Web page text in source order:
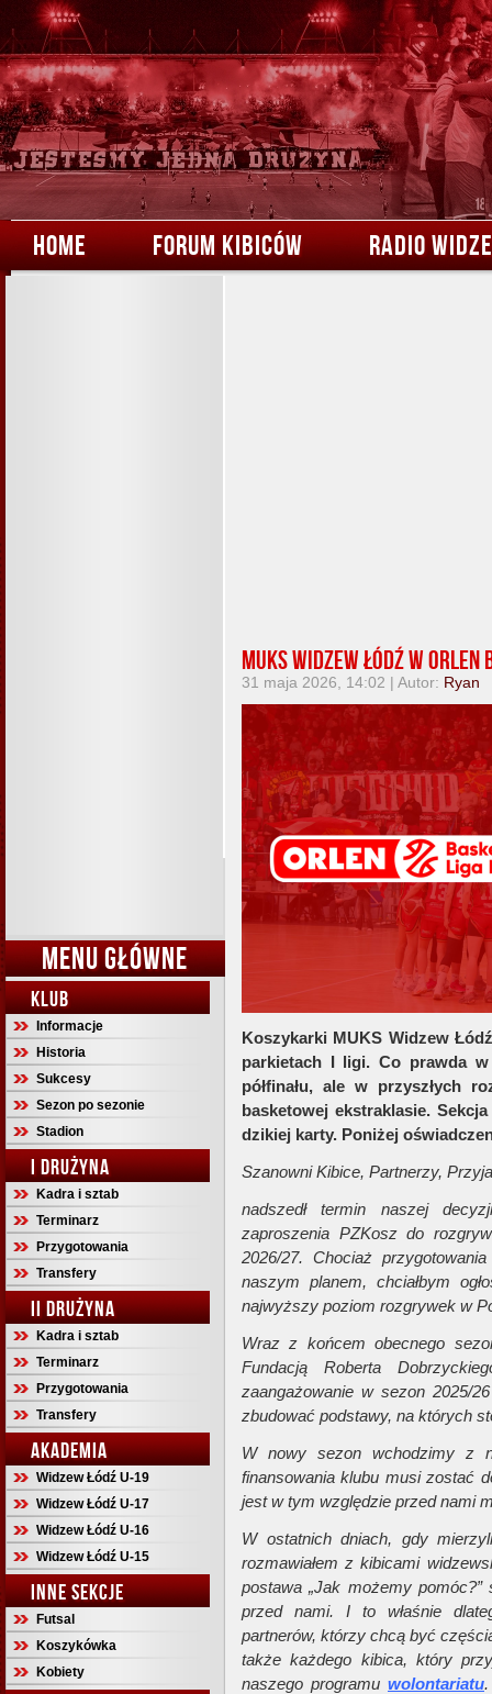
HOME FORUM KIBICÓW RADIO
MENU GŁÓWNE
KLUB
Informacje
Historia
Sukcesy
Sezon po sezonie
Stadion
I DRUŻYNA
Kadra i sztab
Terminarz
Przygotowania
Transfery
II DRUŻYNA
Kadra i sztab
Terminarz
Przygotowania
Transfery
AKADEMIA
Widzew Łódź U-19
Widzew Łódź U-17
Widzew Łódź U-16
Widzew Łódź U-15
INNE SEKCJE
Futsal
Koszykówka
Kobiety
MUKS Widzew Łódź w
31 maja 2026, 14:02 | Autor: Ryan
Koszykarki MUKS Widzew
parkietach I ligi. Co prawda
półfinału, ale w przyszłych
basketowej ekstraklasie.
dzikiej karty. Poniżej
Szanowni Kibice, Partnerzy,
nadszedł termin naszej
zaproszenia PZKosz do
2026/27. Chociaż
naszym planem, chciałbym
najwyższy poziom rozgrywek w
Wraz z końcem obecnego
Fundacją Roberta
zaangażowanie w sezon 2025/
zbudować podstawy, na których
W nowy sezon wchodzimy z
finansowania klubu musi zostać
jest w tym względzie przed nami
W ostatnich dniach, gdy
rozmawiałem z kibicami
postawa „Jak możemy
przed nami. I to właśnie
partnerów, którzy chcą być
także każdego kibica, który
naszego programu wolontariatu.